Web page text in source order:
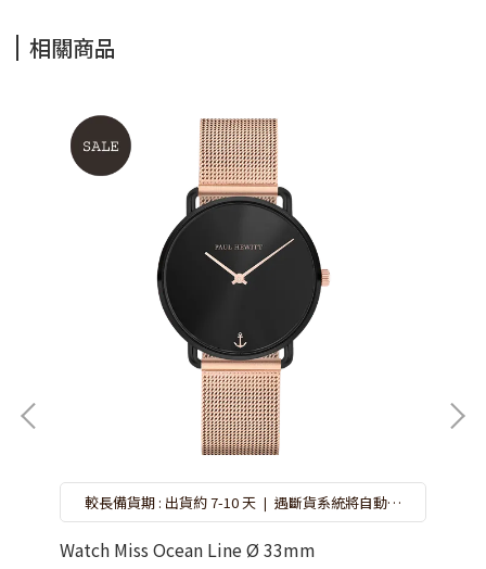
相關商品
較長備貨期 : 出貨約 7-10 天 ❘ 遇斷貨系統將自動取
消訂單，再請重新選購 ❘ 錶盒隨機搭贈不挑款 ❘ 特
價品恕無保固
Watch Miss Ocean Line Ø 33mm